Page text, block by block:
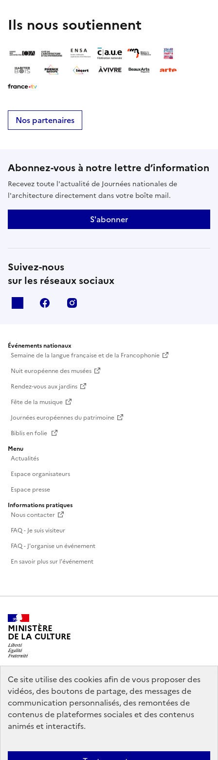
Ce site utilise des cookies afin de vous proposer des
vidéos, des boutons de partage, des messages de
communication personnalisés, des remontées de
contenus de plateformes sociales et des contenus
animés et interactifs.
Ils nous soutiennent
Nos partenaires
Abonnez-vous à notre lettre d’information
Recevez toute l'actualité de Journées nationales de
l'architecture directement dans votre boîte mail.
S'abonner
Suivez-nous
sur les réseaux sociaux
facebook
Événements nationaux
Semaine de la langue française et de la Francophonie
Nuit européenne des musées
Rendez-vous aux jardins
Fête de la musique
Journées européennes du patrimoine
Biblis en folie
Menu
Actualités
Espace organisateurs
Espace presse
Informations pratiques
Nous contacter
FAQ - Je suis visiteur
FAQ - J'organise un événement
En savoir plus sur l'événement
MINISTÈRE
DE LA CULTURE
legifrance.gouv.fr
info.gouv.fr
service-public.gouv.fr
data.gouv.fr
Nous contacter Mentions légales Politique générale de protection